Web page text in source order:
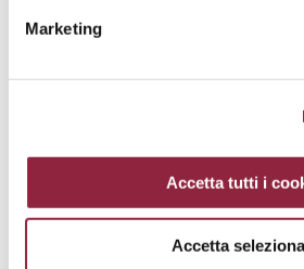
Marketing
Accetta tutti i
Accetta
finitura superficiale La finitura
Bruschi Abbiategrasso
Via Mendosio 26, 20081
Milano, Italy
Bruschi USA